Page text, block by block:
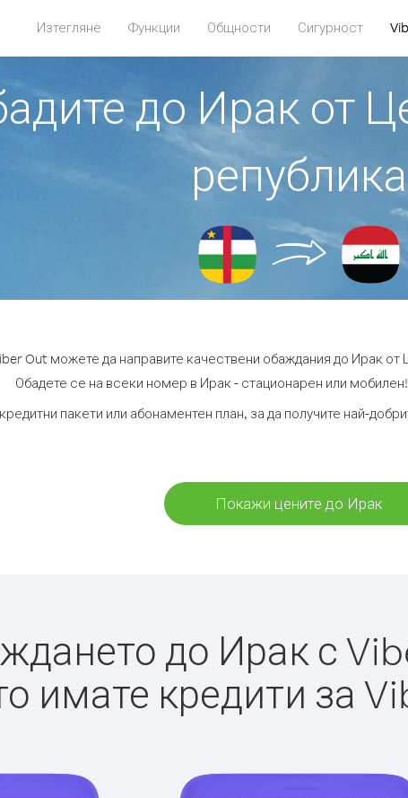
Изтегляне Функции Общности Сигурност
до Ирак от
република
Out можете да направите качествени обаждания до Ирак
Обадете се на всеки номер в Ирак - стационарен или
пакети или абонаментен план, за да получите най-
Покажи цените до Ирак
до Ирак с
имате кредити за